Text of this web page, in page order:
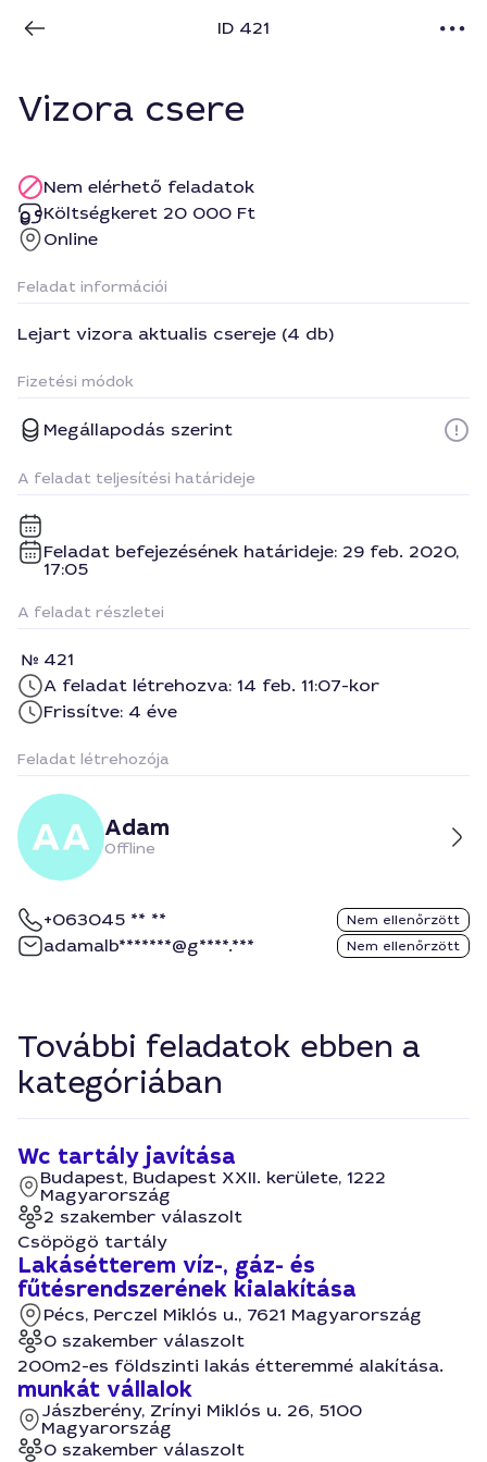
ID 421
Vizora csere
Nem elérhető feladatok
Költségkeret 20 000 Ft
Online
Feladat információi
Lejart vizora aktualis csereje (4 db)
Fizetési módok
Megállapodás szerint
A feladat teljesítési határideje
Feladat befejezésének határideje: 29 feb. 2020,
17:05
A feladat részletei
421
A feladat létrehozva: 14 feb. 11:07-kor
Frissítve: 4 éve
Feladat létrehozója
Adam
Offline
+063045 ** ** Nem ellenőrzött
adamalb*******@g****.*** Nem ellenőrzött
További feladatok ebben a
kategóriában
Wc tartály javítása
Budapest, Budapest XXII. kerülete, 1222
Magyarország
2 szakember válaszolt
Csöpögö tartály
Lakásétterem víz-, gáz- és
fűtésrendszerének kialakítása
Pécs, Perczel Miklós u., 7621 Magyarország
0 szakember válaszolt
200m2-es földszinti lakás étteremmé alakítása.
munkát vállalok
Jászberény, Zrínyi Miklós u. 26, 5100
Magyarország
0 szakember válaszolt